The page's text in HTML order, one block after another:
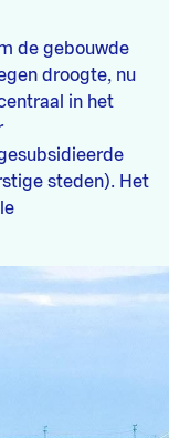
de gebouwde
droogte, nu
in het
steden). Het